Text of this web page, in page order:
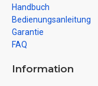
Handbuch
Bedienungsanleitung
Garantie
FAQ
Information